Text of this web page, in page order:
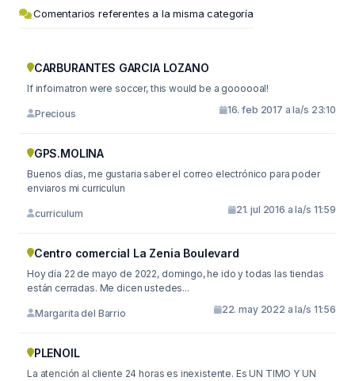
Comentarios referentes a la misma categoría
CARBURANTES GARCIA LOZANO
If infoimatron were soccer, this would be a goooooal!
Precious 16. feb 2017 a la/s 23:10
GPS.MOLINA
Buenos días, me gustaria saber el correo electrónico para poder
enviaros mi curriculun
curriculum 21. jul 2016 a la/s 11:59
Centro comercial La Zenia Boulevard
Hoy día 22 de mayo de 2022, domingo, he ido y todas las tiendas
están cerradas. Me dicen ustedes...
Margarita del Barrio 22. may 2022 a la/s 11:56
PLENOIL
La atención al cliente 24 horas es inexistente. Es UN TIMO Y UN